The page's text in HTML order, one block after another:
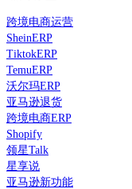
跨境电商运营
SheinERP
TiktokERP
TemuERP
沃尔玛ERP
亚马逊退货
跨境电商ERP
Shopify
领星Talk
星享说
亚马逊新功能